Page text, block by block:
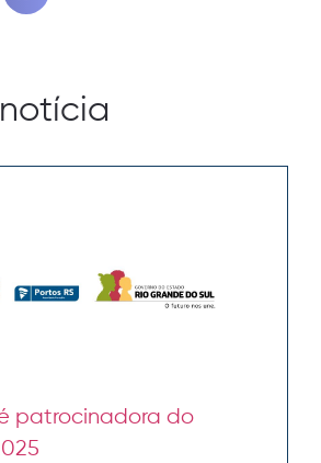
patrocinadora do